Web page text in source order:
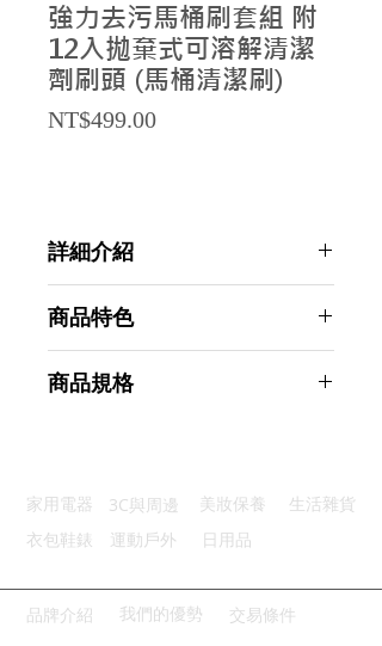
強力去污馬桶刷套組 附
12入拋棄式可溶解清潔
劑刷頭 (馬桶清潔刷)
NT$499.00Price
詳細介紹
商品特色
潔淨高效：濃縮清潔劑一刷即亮
商品規格
商品型號：p01_05244930
主要材質：塑膠
商品重量(g)：210
產地名稱：中國大陸
家用電器 3C與周邊 美妝保養
生活雜貨
衣包鞋錶
運動戶外 日用品
品牌介紹 我們的優勢 交易條件